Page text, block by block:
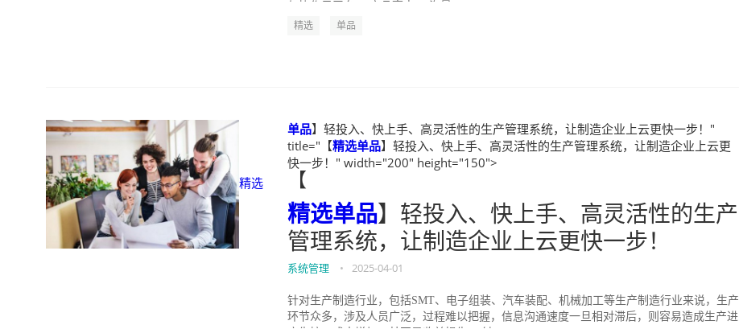
精选 单品
精选
单品】轻投入、快上手、高灵活性的生产管理系统，让制造企业上云更快一步！"
title="【精选单品】轻投入、快上手、高灵活性的生产管理系统，让制造企业上云更
快一步！" width="200" height="150">
【
精选单品】轻投入、快上手、高灵活性的生产
管理系统，让制造企业上云更快一步！
系统管理 • 2025-04-01
针对生产制造行业，包括SMT、电子组装、汽车装配、机械加工等生产制造行业来说，生产
环节众多，涉及人员广泛，过程难以把握，信息沟通速度一旦相对滞后，则容易造成生产进